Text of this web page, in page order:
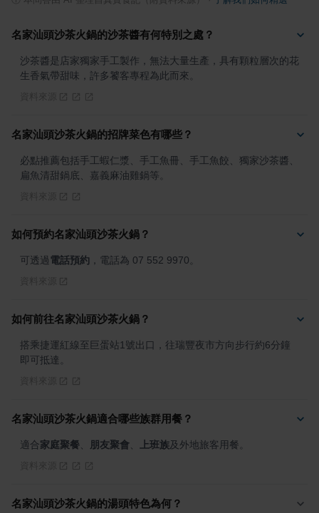
名家汕頭沙茶火鍋的沙茶醬有何特別之處？
沙茶醬是店家獨家手工製作，無法大量生產，具有顆粒層次的花
生香氣帶甜味，許多饕客專程為此而來。
名家汕頭沙茶火鍋的招牌菜色有哪些？
必點推薦包括手工蝦仁漿、手工魚冊、手工魚餃、獨家沙茶醬、
扁魚清甜鍋底、嘉義麻油雞鍋等。
如何預約名家汕頭沙茶火鍋？
可透過電話預約 ，電話為 07 552 9970。
如何前往名家汕頭沙茶火鍋？
搭乘捷運紅線至巨蛋站1號出口，往瑞豐夜市方向步行約6分鐘
即可抵達。
名家汕頭沙茶火鍋適合哪些族群用餐？
適合家庭聚餐 朋友聚會 上班族及外地旅客用餐。
名家汕頭沙茶火鍋的湯頭特色為何？